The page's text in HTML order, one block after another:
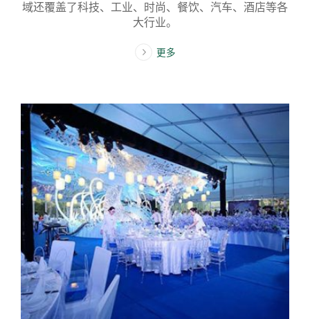
域还覆盖了科技、工业、时尚、餐饮、汽车、酒店等各
大行业。
更多